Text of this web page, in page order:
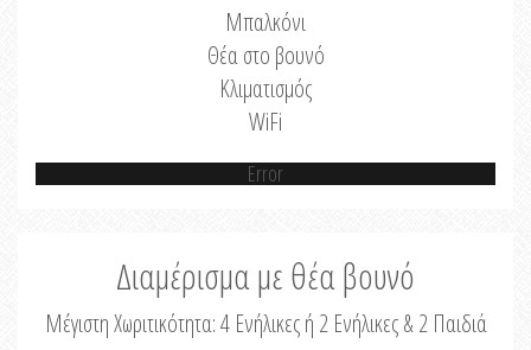
Μπαλκόνι
Θέα στο βουνό
Κλιματισμός
WiFi
Error
Διαμέρισμα με θέα βουνό
Μέγιστη Χωριτικότητα: 4 Ενήλικες ή 2 Ενήλικες & 2 Παιδιά